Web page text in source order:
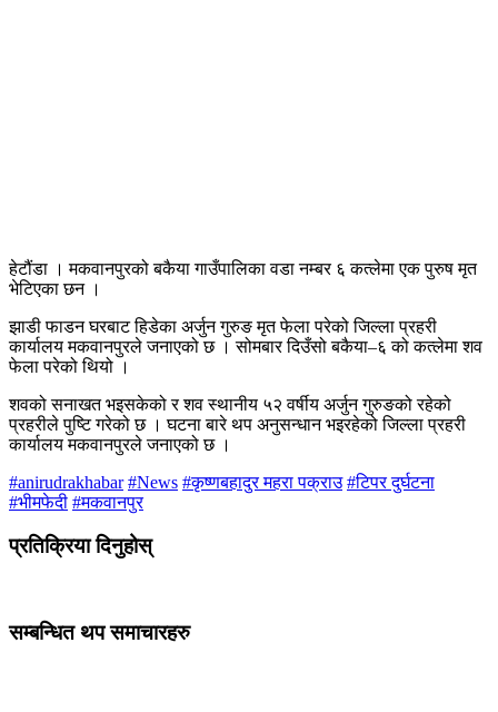
हेटौंडा । मकवानपुरको बकैया गाउँपालिका वडा नम्बर ६ कत्लेमा एक पुरुष मृत
भेटिएका छन ।
झाडी फाडन घरबाट हिडेका अर्जुन गुरुङ मृत फेला परेको जिल्ला प्रहरी
कार्यालय मकवानपुरले जनाएको छ । सोमबार दिउँसो बकैया–६ को कत्लेमा शव
फेला परेको थियो ।
शवको सनाखत भइसकेको र शव स्थानीय ५२ वर्षीय अर्जुन गुरुङको रहेको
प्रहरीले पुष्टि गरेको छ । घटना बारे थप अनुसन्धान भइरहेको जिल्ला प्रहरी
कार्यालय मकवानपुरले जनाएको छ ।
#anirudrakhabar #News #कृष्णबहादुर महरा पक्राउ #टिपर दुर्घटना
#भीमफेदी #मकवानपुर
प्रतिक्रिया दिनुहोस्
सम्बन्धित थप समाचारहरु